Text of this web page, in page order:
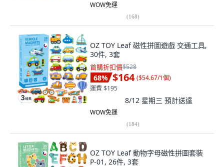
WOW免運
(168)
OZ TOY Leaf 磁性拼圖遊戲 交通工具,
30件, 3套
首購折扣價$528
68% $164 ($54.67/1個)
運費 $195
8/12 星期三 預計送達
WOW免運
(184)
OZ TOY Leaf 動物字母磁性拼圖套裝
P-01, 26件, 3套